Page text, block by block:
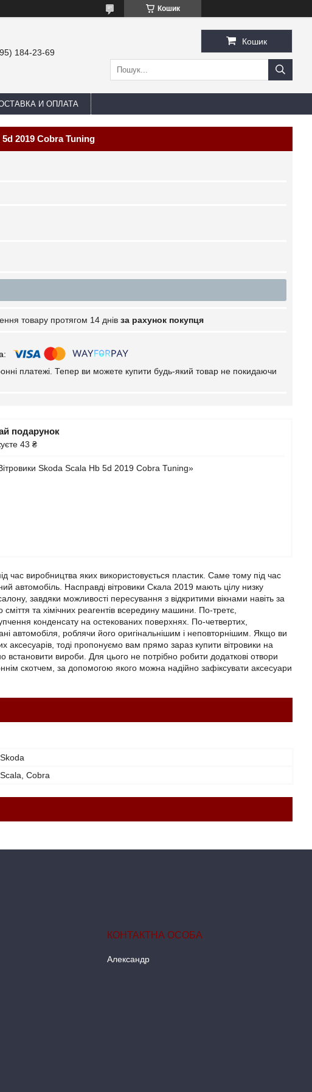
Кошик
184-23-69
Кошик
И ОПЛАТА
2019 Cobra Tuning
товару протягом 14 днів за рахунок покупця
платежі. Тепер ви можете купити будь-який товар не покидаючи
подарунок
43 ₴
Skoda Scala Hb 5d 2019 Cobra Tuning»
час виробництва яких використовується пластик. Саме тому під час
автомобіль. Насправді вітровики Скала 2019 мають цілу низку
завдяки можливості пересування з відкритими вікнами навіть за
та хімічних реагентів всередину машини. По-третє,
конденсату на остекованих поверхнях. По-четвертих,
автомобіля, роблячи його оригінальнішим і неповторнішим. Якщо ви
аксесуарів, тоді пропонуємо вам прямо зараз купити вітровики на
встановити вироби. Для цього не потрібно робити додаткові отвори
скотчем, за допомогою якого можна надійно зафіксувати аксесуари
Skoda
Scala, Cobra
Александр